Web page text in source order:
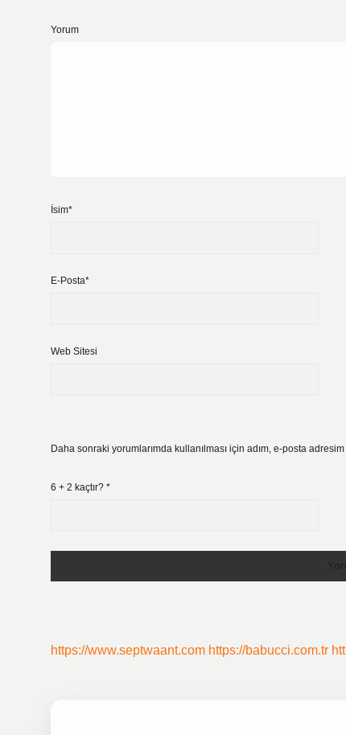
Yorum
İsim*
E-Posta*
Web Sitesi
Daha sonraki yorumlarımda kullanılması için adım, e-posta
6 + 2 kaçtır? *
https://www.septwaant.com https://babucci.com.tr